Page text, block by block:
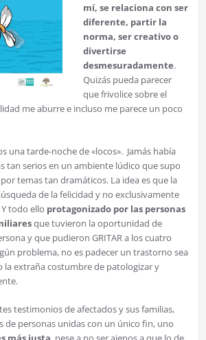
mí, se relaciona con ser
diferente, partir la
norma, ser creativo o
divertirse
desmesuradamente.
Quizás pueda parecer
que frivolice sobre el
me aburre e incluso me parece un poco
una tarde-noche de «locos». Jamás había
tan serios en un ambiente lúdico que supo
temas tan dramáticos. La idea es que la
de la felicidad y no exclusivamente
todo ello protagonizado por las personas
que tuvieron la oportunidad de
y que pudieron GRITAR a los cuatro
problema, no es padecer un trastorno sea
la extraña costumbre de patologizar y
testimonios de afectados y sus familias,
de personas unidas con un único fin, uno